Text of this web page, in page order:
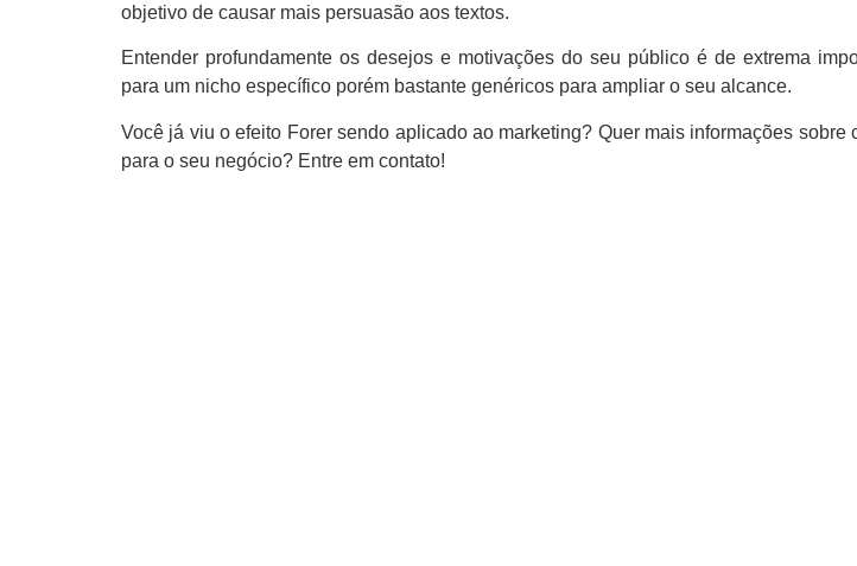
objetivo de causar mais persuasão aos textos.
Entender profundamente os desejos e motivações do seu público é de extrema
para um nicho específico porém bastante genéricos para ampliar o seu alcance.
Você já viu o efeito Forer sendo aplicado ao marketing? Quer mais informações sobre
para o seu negócio? Entre em contato!